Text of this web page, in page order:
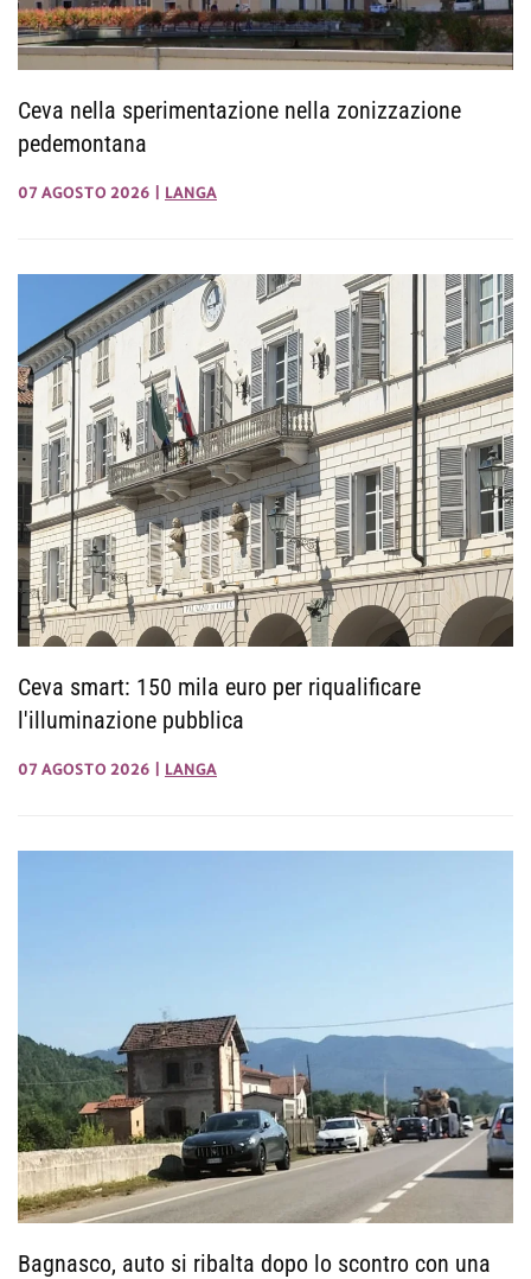
Ceva nella sperimentazione nella zonizzazione
pedemontana
07 AGOSTO 2026 LANGA
Ceva smart: 150 mila euro per riqualificare
l'illuminazione pubblica
07 AGOSTO 2026 LANGA
Bagnasco, auto si ribalta dopo lo scontro con una